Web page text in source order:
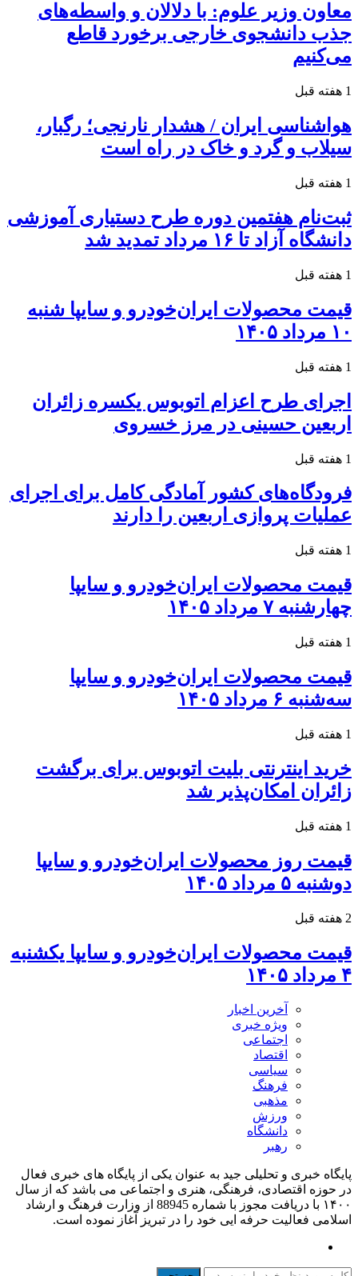
معاون وزیر علوم: با دلالان و واسطه‌های
جذب دانشجوی خارجی برخورد قاطع
می‌کنیم
1 هفته قبل
هواشناسی ایران / هشدار نارنجی؛ رگبار،
سیلاب و گرد و خاک در راه است
1 هفته قبل
ثبت‌نام هفتمین دوره طرح دستیاری آموزشی
دانشگاه آزاد تا ۱۶ مرداد تمدید شد
1 هفته قبل
قیمت محصولات ایران‌خودرو و سایپا شنبه
۱۰ مرداد ۱۴۰۵
1 هفته قبل
اجرای طرح اعزام اتوبوس یکسره زائران
اربعین حسینی در مرز خسروی
1 هفته قبل
فرودگاه‌های کشور آمادگی کامل برای اجرای
عملیات پروازی اربعین را دارند
1 هفته قبل
قیمت محصولات ایران‌خودرو و سایپا
چهارشنبه ۷ مرداد ۱۴۰۵
1 هفته قبل
قیمت محصولات ایران‌خودرو و سایپا
سه‌شنبه ۶ مرداد ۱۴۰۵
1 هفته قبل
خرید اینترنتی بلیت اتوبوس برای برگشت
زائران امکان‌پذیر شد
1 هفته قبل
قیمت روز محصولات ایران‌خودرو و سایپا
دوشنبه ۵ مرداد ۱۴۰۵
2 هفته قبل
قیمت محصولات ایران‌خودرو و سایپا یکشنبه
۴ مرداد ۱۴۰۵
آخرین اخبار
ویژه خبری
اجتماعی
اقتصاد
سیاسی
فرهنگ
مذهبی
ورزش
دانشگاه
رهبر
پایگاه خبری و تحلیلی جید به عنوان یکی از پایگاه های خبری فعال
در حوزه اقتصادی، فرهنگی، هنری و اجتماعی می باشد که از سال
۱۴۰۰ با دریافت مجوز با شماره 88945 از وزارت فرهنگ و ارشاد
اسلامی فعالیت حرفه ایی خود را در تبریز آغاز نموده است.